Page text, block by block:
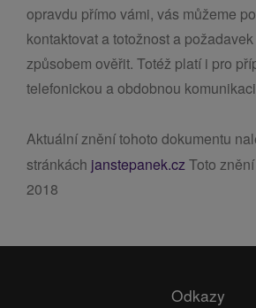
opravdu přímo vámi, vás můžeme
kontaktovat a totožnost a
způsobem ověřit. Totéž platí i pro
telefonickou a obdobnou
Aktuální znění tohoto dokumentu
stránkách janstepanek.czToto
2018
Odkazy